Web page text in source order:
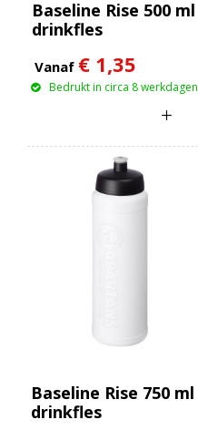
Baseline Rise 500 ml
drinkfles
Vanaf € 1,35
Bedrukt in circa 8 werkdagen
Baseline Rise 750 ml
drinkfles